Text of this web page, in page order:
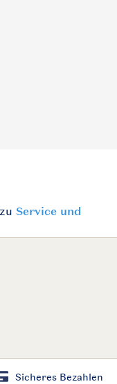
Sicheres Bezahlen